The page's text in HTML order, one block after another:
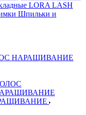
LORA LASH
Шпильки и
НАРАЩИВАНИЕ